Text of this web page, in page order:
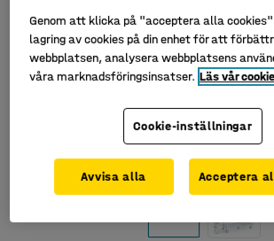
Genom att klicka på "acceptera alla
lagring av cookies på din enhet för att
webbplatsen, analysera webbplatsens
våra marknadsföringsinsatser. Läs vår
Cookie-inställningar
Avvisa alla Acceptera